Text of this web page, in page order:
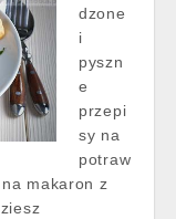
dzone
i
pyszn
e
przepi
sy na
potraw
makaron z